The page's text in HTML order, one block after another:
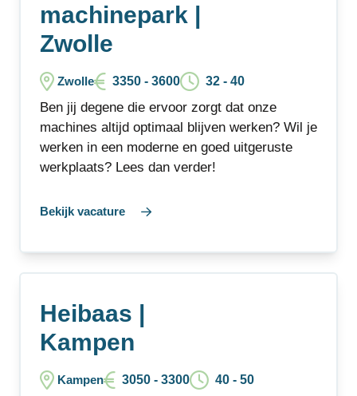
machinepark |
Zwolle
Zwolle 3350 - 3600 32 - 40
Ben jij degene die ervoor zorgt dat onze
machines altijd optimaal blijven werken? Wil je
werken in een moderne en goed uitgeruste
werkplaats? Lees dan verder!
Bekijk vacature
Heibaas |
Kampen
Kampen 3050 - 3300 40 - 50